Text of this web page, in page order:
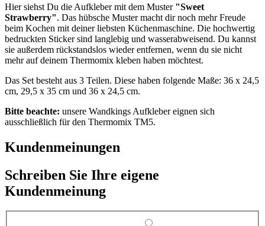
Hier siehst Du die Aufkleber mit dem Muster "Sweet
Strawberry". Das hübsche Muster macht dir noch mehr Freude
beim Kochen mit deiner liebsten Küchenmaschine. Die hochwertig
bedruckten Sticker sind langlebig und wasserabweisend. Du kannst
sie außerdem rückstandslos wieder entfernen, wenn du sie nicht
mehr auf deinem Thermomix kleben haben möchtest.
Das Set besteht aus 3 Teilen. Diese haben folgende Maße: 36 x 24,5
cm, 29,5 x 35 cm und 36 x 24,5 cm.
Bitte beachte: unsere Wandkings Aufkleber eignen sich
ausschließlich für den Thermomix TM5.
Kundenmeinungen
Schreiben Sie Ihre eigene
Kundenmeinung